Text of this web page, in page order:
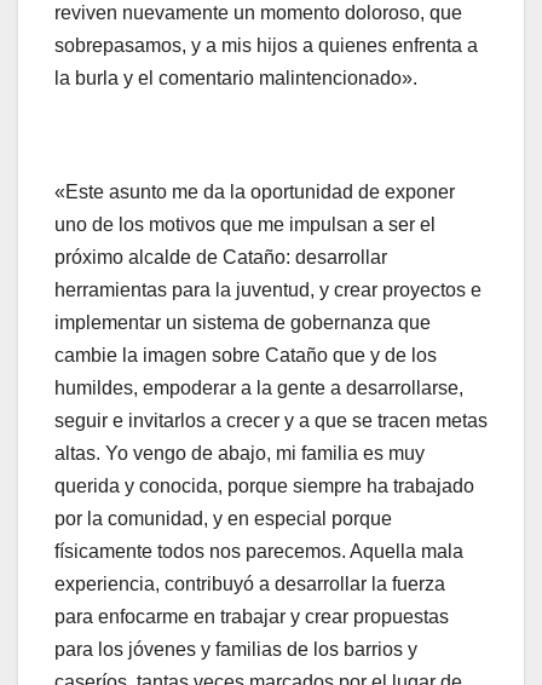
reviven nuevamente un momento doloroso, que
sobrepasamos, y a mis hijos a quienes enfrenta a
la burla y el comentario malintencionado».
«Este asunto me da la oportunidad de exponer
uno de los motivos que me impulsan a ser el
próximo alcalde de Cataño: desarrollar
herramientas para la juventud, y crear proyectos e
implementar un sistema de gobernanza que
cambie la imagen sobre Cataño que y de los
humildes, empoderar a la gente a desarrollarse,
seguir e invitarlos a crecer y a que se tracen metas
altas. Yo vengo de abajo, mi familia es muy
querida y conocida, porque siempre ha trabajado
por la comunidad, y en especial porque
físicamente todos nos parecemos. Aquella mala
experiencia, contribuyó a desarrollar la fuerza
para enfocarme en trabajar y crear propuestas
para los jóvenes y familias de los barrios y